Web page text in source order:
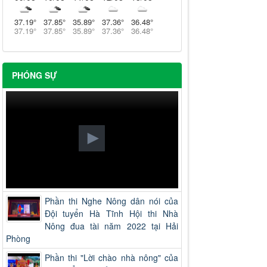
37.19°
37.19°
37.85°
37.85°
35.89°
35.89°
37.36°
37.36°
36.48°
36.48°
PHÓNG SỰ
Phần thi Nghe Nông dân nói của
Đội tuyển Hà Tĩnh Hội thi Nhà
Nông đua tài năm 2022 tại Hải
Phòng
Phần thi "Lời chào nhà nông" của